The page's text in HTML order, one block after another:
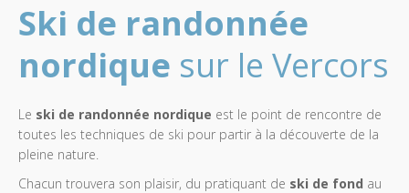
Ski de randonnée
nordique sur le Vercors
Le ski de randonnée nordique est le point de rencontre de
toutes les techniques de ski pour partir à la découverte de la
pleine nature.
Chacun trouvera son plaisir, du pratiquant de ski de fond au